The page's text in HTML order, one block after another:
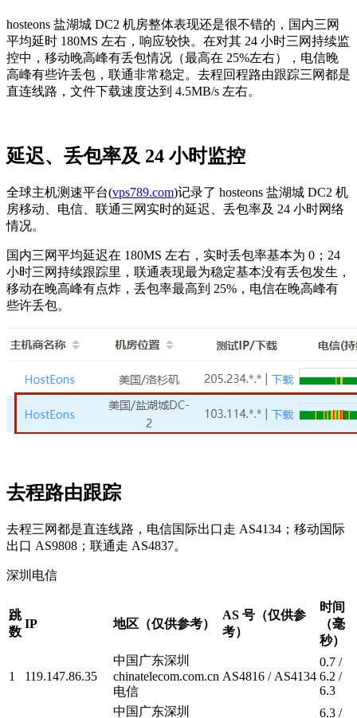
hosteons 盐湖城 DC2 机房整体表现还是很不错的，国内三网
平均延时 180MS 左右，响应较快。在对其 24 小时三网持续监
控中，移动晚高峰有丢包情况（最高在 25%左右），电信晚
高峰有些许丢包，联通非常稳定。去程回程路由跟踪三网都是
直连线路，文件下载速度达到 4.5MB/s 左右。
延迟、丢包率及 24 小时监控
全球主机测速平台(vps789.com)记录了 hosteons 盐湖城 DC2 机
房移动、电信、联通三网实时的延迟、丢包率及 24 小时网络
情况。
国内三网平均延迟在 180MS 左右，实时丢包率基本为 0；24
小时三网持续跟踪里，联通表现最为稳定基本没有丢包发生，
移动在晚高峰有点炸，丢包率最高到 25%，电信在晚高峰有
些许丢包。
去程路由跟踪
去程三网都是直连线路，电信国际出口走 AS4134；移动国际
出口 AS9808；联通走 AS4837。
深圳电信
跳
数
IP 地区（仅供参考）
AS 号（仅供参
考）
时间
（毫
秒）
1 119.147.86.35
中国广东深圳
chinatelecom.com.cn
电信
AS4816 / AS4134
0.7 /
6.2 /
6.3
中国广东深圳
6.3 /